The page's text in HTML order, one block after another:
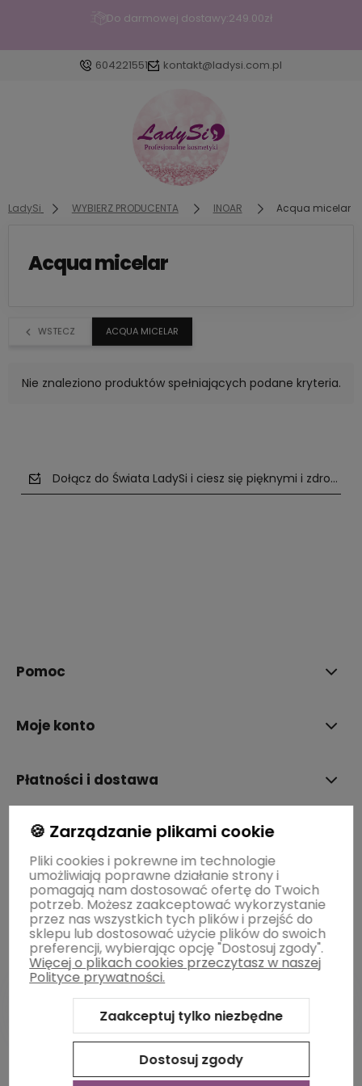
Do darmowej dostawy:249.00zł
604221551 kontakt@ladysi.com.pl
Zaloguj się
Załóż konto
Wybierz coś dla siebie z naszej aktualnej oferty lub
LadySi WYBIERZ PRODUCENTA INOAR Acqua micelar
Acqua micelar
WSTECZ ACQUA MICELAR
Nie znaleziono produktów spełniających podane kryteria.
Dołącz do Świata LadySi i ciesz się pięknymi i
Pomoc
Moje konto
Płatności i dostawa
Informacje
O nas
Sklep internetowy Shoper Premium
Szablon Shoper Modern
3.0™od GrowCommerce
🍪 Zarządzanie plikami cookie
Pliki cookies i pokrewne im technologie
umożliwiają poprawne działanie strony i
pomagają nam dostosować ofertę do Twoich
potrzeb. Możesz zaakceptować wykorzystanie
przez nas wszystkich tych plików i przejść do
sklepu lub dostosować użycie plików do swoich
preferencji, wybierając opcję "Dostosuj zgody".
Więcej o plikach cookies przeczytasz w naszej
Polityce prywatności.
Zaakceptuj tylko niezbędne
Dostosuj zgody